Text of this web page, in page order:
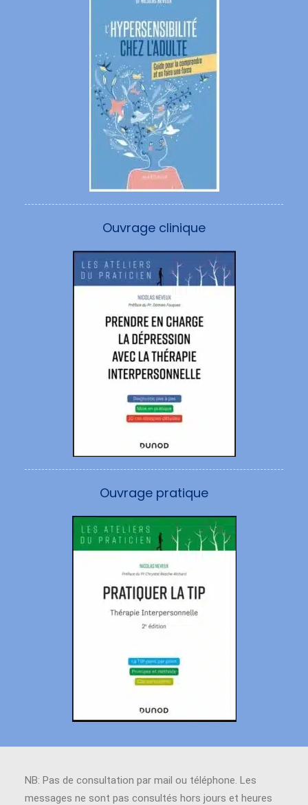
Ouvrage clinique
Ouvrage pratique
NB: Pas de consultation par mail ou téléphone. Les
messages ne sont pas consultés hors jours et heures